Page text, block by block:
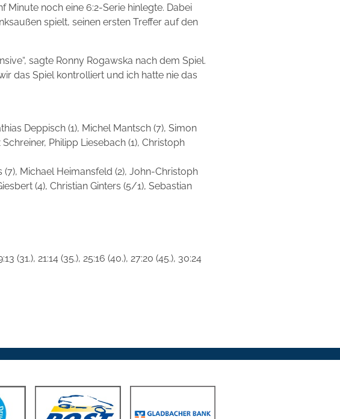
noch eine 6:2-Serie hinlegte. Dabei
spielt, seinen ersten Treffer auf den
sagte Ronny Rogawska nach dem Spiel.
das Spiel kontrolliert und ich hatte nie das
Deppisch (1), Michel Mantsch (7), Simon
Philipp Liesebach (1), Christoph
Michael Heimansfeld (2), John-Christoph
(4), Christian Ginters (5/1), Sebastian
(31.), 21:14 (35.), 25:16 (40.), 27:20 (45.), 30:24